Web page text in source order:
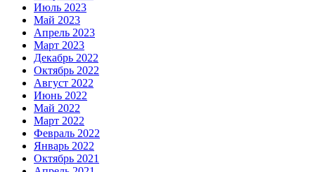
Июль 2023
Май 2023
Апрель 2023
Март 2023
Декабрь 2022
Октябрь 2022
Август 2022
Июнь 2022
Май 2022
Март 2022
Февраль 2022
Январь 2022
Октябрь 2021